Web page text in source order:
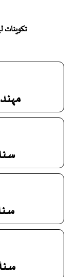
تكوينات